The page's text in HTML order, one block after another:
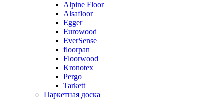
Alpine Floor
Alsafloor
Egger
Eurowood
EverSense
floorpan
Floorwood
Kronotex
Pergo
Tarkett
Паркетная доска